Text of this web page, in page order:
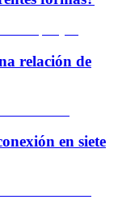
relación de
en siete